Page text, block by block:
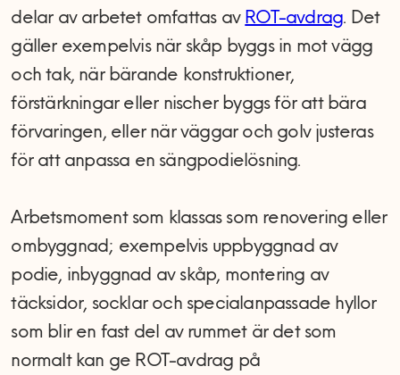
delar av arbetet omfattas av ROT-avdrag. Det
gäller exempelvis när skåp byggs in mot vägg
och tak, när bärande konstruktioner,
förstärkningar eller nischer byggs för att bära
förvaringen, eller när väggar och golv justeras
för att anpassa en sängpodielösning.
Arbetsmoment som klassas som renovering eller
ombyggnad; exempelvis uppbyggnad av
podie, inbyggnad av skåp, montering av
täcksidor, socklar och specialanpassade hyllor
som blir en fast del av rummet är det som
normalt kan ge ROT-avdrag på